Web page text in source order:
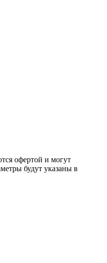
офертой и могут
будут указаны в